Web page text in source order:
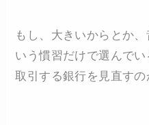
もし、大きいからとか
いう慣習だけで選んでい
取引する銀行を見直すの